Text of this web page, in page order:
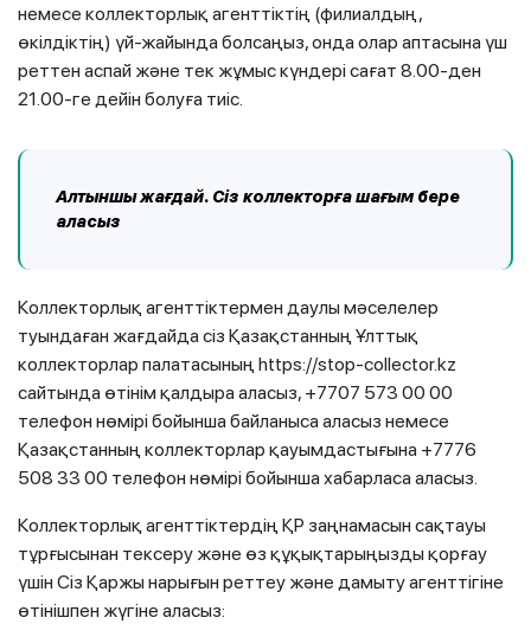
немесе коллекторлық агенттіктің (филиалдың,
өкілдіктің) үй-жайында болсаңыз, онда олар аптасына үш
реттен аспай және тек жұмыс күндері сағат 8.00-ден
21.00-ге дейін болуға тиіс.
Алтыншыжағдай. Сіз коллекторға шағым бере
аласыз
Коллекторлық агенттіктермен даулы мәселелер
туындаған жағдайда сіз Қазақстанның Ұлттық
коллекторлар палатасының https://stop-collector.kz
сайтында өтінім қалдыра аласыз, +7707 573 00 00
телефон нөмірі бойынша байланыса аласыз немесе
Қазақстанның коллекторлар қауымдастығына +7776
508 33 00 телефон нөмірі бойынша хабарласа аласыз.
Коллекторлық агенттіктердің ҚР заңнамасын сақтауы
тұрғысынан тексеру және өз құқықтарыңызды қорғау
үшін Сіз Қаржы нарығын реттеу және дамыту агенттігіне
өтінішпен жүгіне аласыз: